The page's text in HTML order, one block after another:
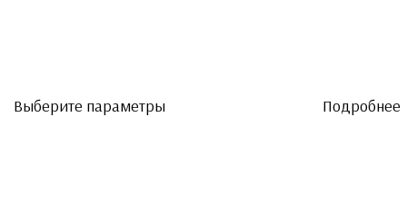
Выберите параметры Подробнее